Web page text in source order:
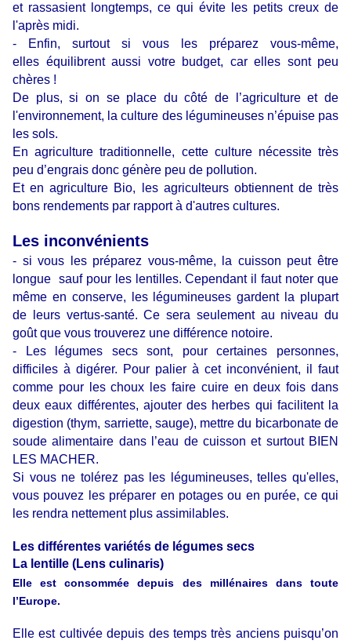
et rassasient longtemps, ce qui évite les petits creux de
l'après midi.
- Enfin, surtout si vous les préparez vous-même,
elles équilibrent aussi votre budget, car elles sont peu
chères !
De plus, si on se place du côté de l’agriculture et de
l'environnement, la culture des légumineuses n’épuise pas
les sols.
En agriculture traditionnelle, cette culture nécessite très
peu d’engrais donc génère peu de pollution.
Et en agriculture Bio, les agriculteurs obtiennent de très
bons rendements par rapport à d'autres cultures.
Les inconvénients
- si vous les préparez vous-même, la cuisson peut être
longue sauf pour les lentilles. Cependant il faut noter que
même en conserve, les légumineuses gardent la plupart
de leurs vertus-santé. Ce sera seulement au niveau du
goût que vous trouverez une différence notoire.
- Les légumes secs sont, pour certaines personnes,
difficiles à digérer. Pour palier à cet inconvénient, il faut
comme pour les choux les faire cuire en deux fois dans
deux eaux différentes, ajouter des herbes qui facilitent la
digestion (thym, sarriette, sauge), mettre du bicarbonate de
soude alimentaire dans l’eau de cuisson et surtout BIEN
LES MACHER.
Si vous ne tolérez pas les légumineuses, telles qu'elles,
vous pouvez les préparer en potages ou en purée, ce qui
les rendra nettement plus assimilables.
Les différentes variétés de légumes secs
La lentille (Lens culinaris)
Elle est consommée depuis des millénaires dans toute
l’Europe.
Elle est cultivée depuis des temps très anciens puisqu’on